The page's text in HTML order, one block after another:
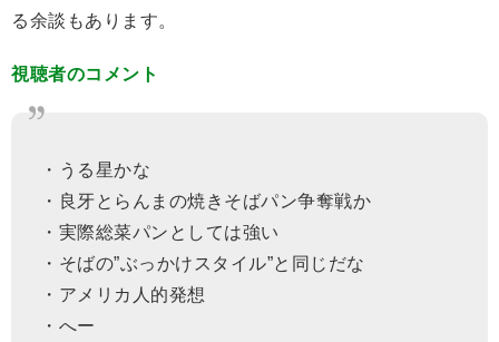
る余談もあります。
視聴者のコメント
・うる星かな
・良牙とらんまの焼きそばパン争奪戦か
・実際総菜パンとしては強い
・そばの”ぶっかけスタイル”と同じだな
・アメリカ人的発想
・へー